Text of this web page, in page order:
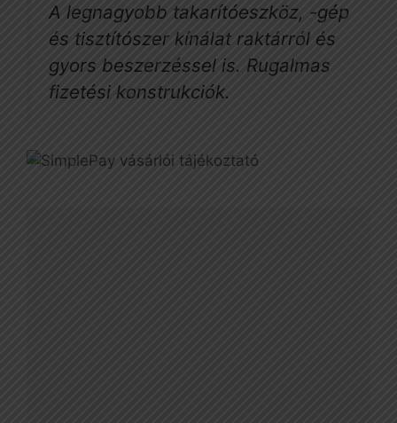
A legnagyobb takarítóeszköz, -gép
és tisztítószer kínálat raktárról és
gyors beszerzéssel is. Rugalmas
fizetési konstrukciók.